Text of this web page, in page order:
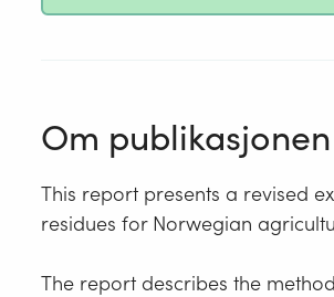
Om publikasjonen
This report presents a revised
residues for Norwegian
The report describes the